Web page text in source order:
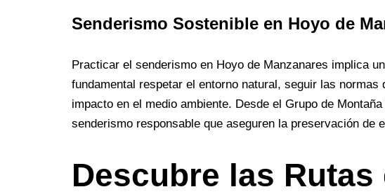
Senderismo Sostenible en Hoyo de
Practicar el senderismo en Hoyo de Manzanares implica
fundamental respetar el entorno natural, seguir las
impacto en el medio ambiente. Desde el Grupo de
senderismo responsable que aseguren la preservación de
Descubre las